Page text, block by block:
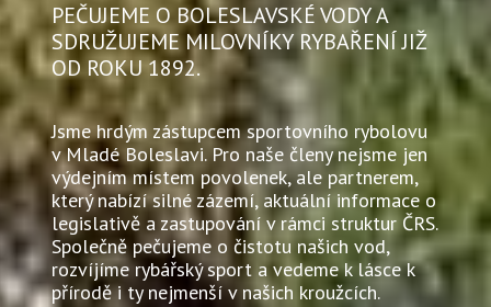
PEČUJEME O BOLESLAVSKÉ VODY A
SDRUŽUJEME MILOVNÍKY RYBAŘENÍ JIŽ
OD ROKU 1892.
Jsme hrdým zástupcem sportovního rybolovu
v Mladé Boleslavi. Pro naše členy nejsme jen
výdejním místem povolenek, ale partnerem,
který nabízí silné zázemí, aktuální informace o
legislativě a zastupování v rámci struktur ČRS.
Společně pečujeme o čistotu našich vod,
rozvíjíme rybářský sport a vedeme k lásce k
přírodě i ty nejmenší v našich kroužcích.